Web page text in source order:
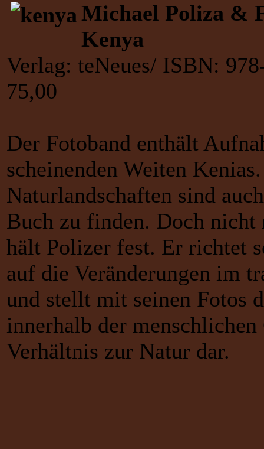
Michael Poliza &
Kenya
Verlag: teNeues/ ISBN:
75,00
Der Fotoband enthält
scheinenden Weiten
Naturlandschaften sind
Buch zu finden. Doch nicht
hält Polizer fest. Er richtet
auf die Veränderungen im
und stellt mit seinen Fotos
innerhalb der
Verhältnis zur Natur dar.